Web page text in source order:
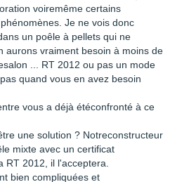
voiremême certains
Je ne vois donc
un poêle à pellets qui ne
aurons vraiment besoin à moins de
... RT 2012 ou pas un mode
quand vous en avez besoin
vous a déjà étéconfronté à ce
une solution ? Notreconstructeur
mixte avec un certificat
RT 2012, il l'acceptera.
bien compliquées et